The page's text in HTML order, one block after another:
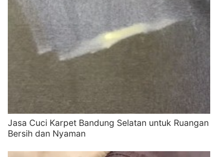
Jasa Cuci Karpet Bandung Selatan untuk Ruangan
Bersih dan Nyaman